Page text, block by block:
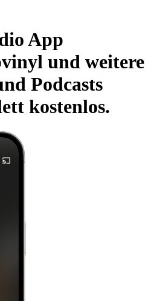
App
und weitere
Podcasts
kostenlos.